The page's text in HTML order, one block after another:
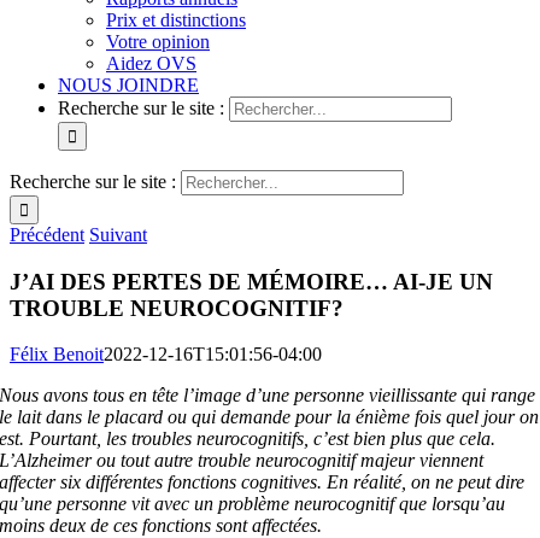
Prix et distinctions
Votre opinion
Aidez OVS
NOUS JOINDRE
Recherche sur le site :
Recherche sur le site :
Précédent Suivant
J’AI DES PERTES DE MÉMOIRE… AI-JE UN
TROUBLE NEUROCOGNITIF?
Félix Benoit2022-12-16T15:01:56-04:00
Nous avons tous en tête l’image d’une personne vieillissante qui range
le lait dans le placard ou qui demande pour la énième fois quel jour on
est. Pourtant, les troubles neurocognitifs, c’est bien plus que cela.
L’Alzheimer ou tout autre trouble neurocognitif majeur viennent
affecter six différentes fonctions cognitives. En réalité, on ne peut dire
qu’une personne vit avec un problème neurocognitif que lorsqu’au
moins deux de ces fonctions sont affectées.